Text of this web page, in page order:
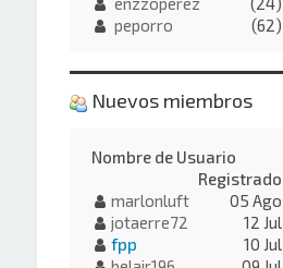
peporro
(62)
Nuevos miembros
Nombre de Usuario
Registrado
marlonluft
05 Ago
jotaerre72
12 Jul
fpp
10 Jul